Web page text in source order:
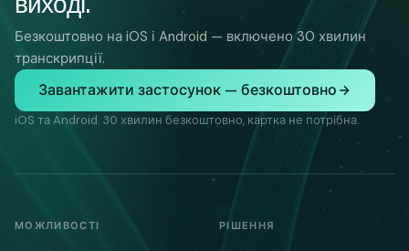
Безкоштовно на iOS і Android — включено 30 хвилин
транскрипції.
Завантажити застосунок — безкоштовно
iOS та Android. 30 хвилин безкоштовно, картка не потрібна.
МОЖЛИВОСТІ РІШЕННЯ